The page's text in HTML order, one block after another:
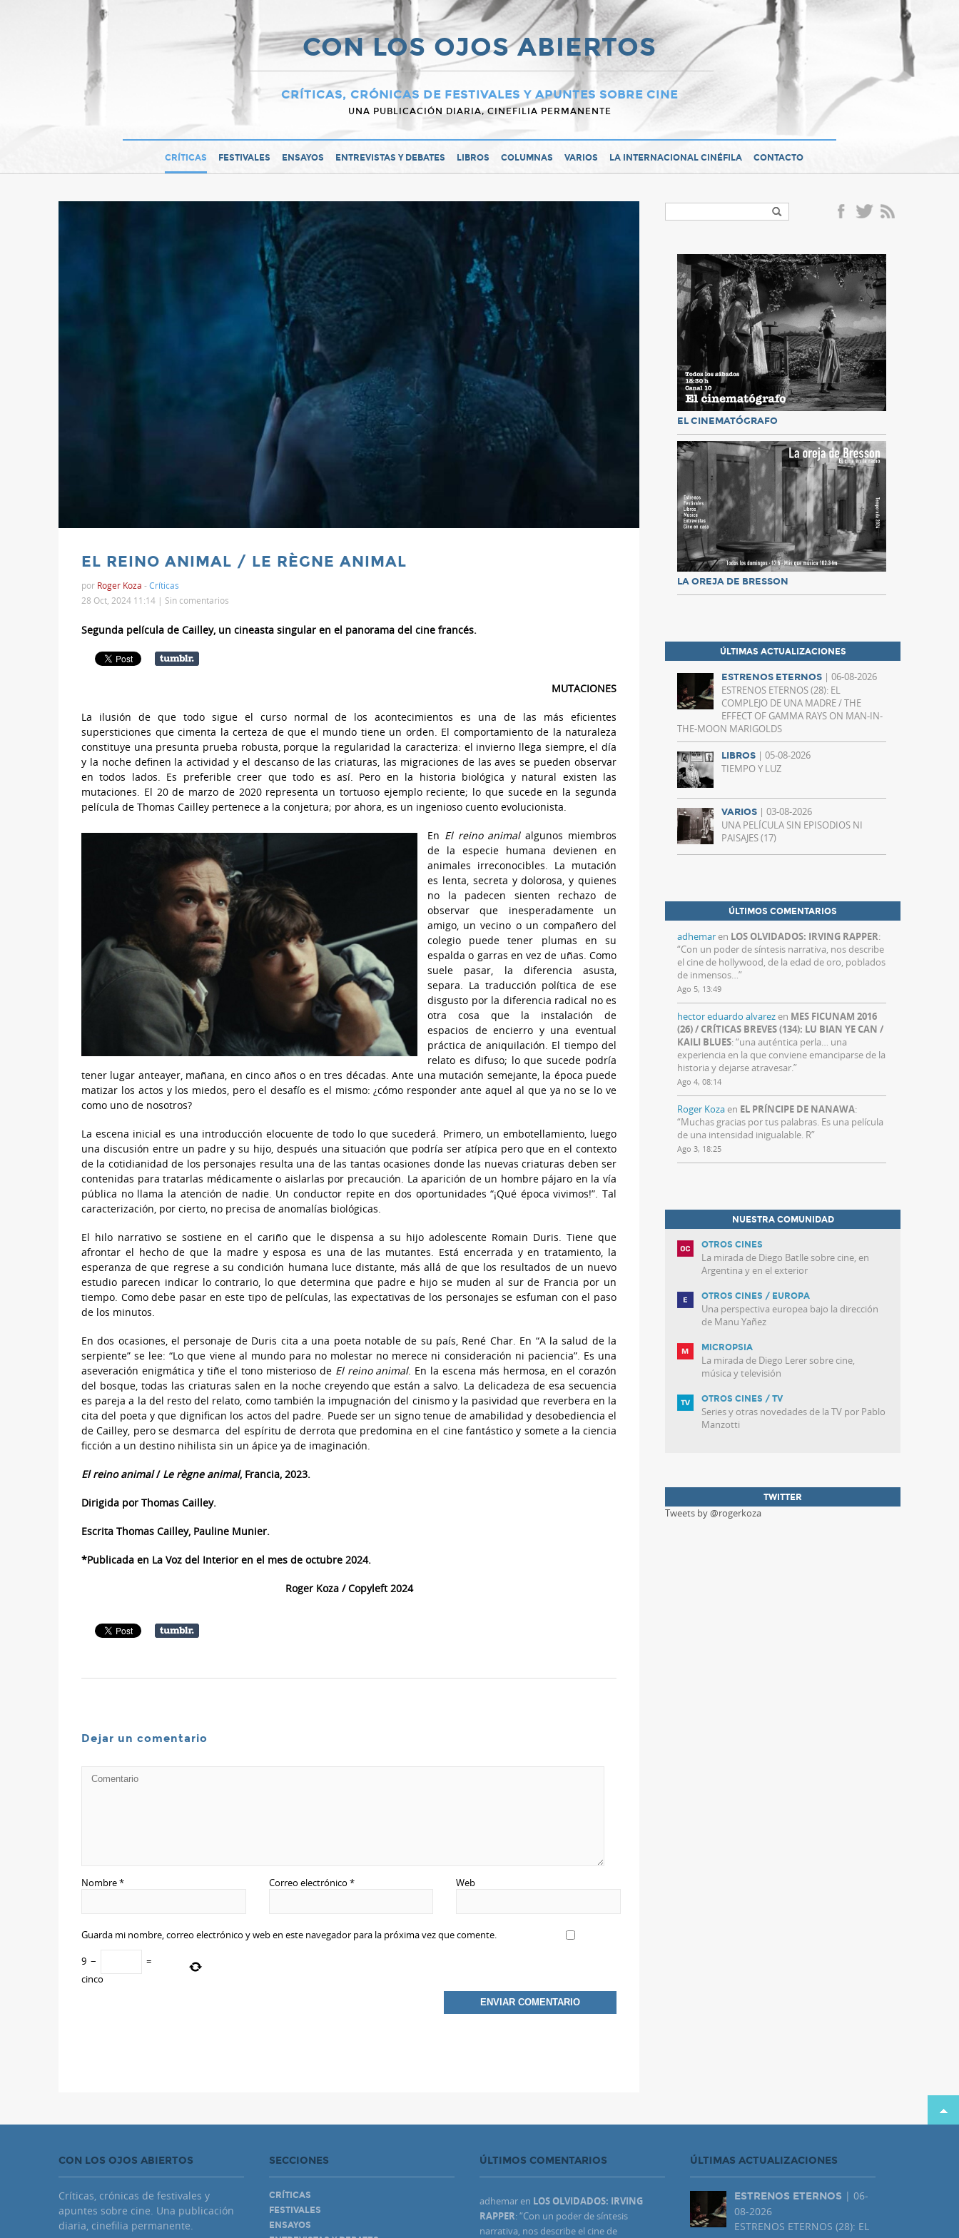
CON LOS OJOS ABIERTOS
CRÍTICAS, CRÓNICAS DE FESTIVALES Y APUNTES SOBRE CINE
UNA PUBLICACIÓN DIARIA, CINEFILIA PERMANENTE
CRÍTICAS FESTIVALES ENSAYOS ENTREVISTAS Y DEBATES LIBROS COLUMNAS VARIOS LA INTERNACIONAL CINÉFILA CONTACTO
EL REINO ANIMAL / LE RÈGNE ANIMAL
por Roger Koza -Críticas
28 Oct, 2024 11:14 | Sin comentarios
Segunda película de Cailley, un cineasta singular en el panorama del cine francés.
MUTACIONES
La ilusión de que todo sigue el curso normal de los acontecimientos es una de las más eficientes
supersticiones que cimenta la certeza de que el mundo tiene un orden. El comportamiento de la naturaleza
constituye una presunta prueba robusta, porque la regularidad la caracteriza: el invierno llega siempre, el día
y la noche definen la actividad y el descanso de las criaturas, las migraciones de las aves se pueden observar
en todos lados. Es preferible creer que todo es así. Pero en la historia biológica y natural existen las
mutaciones. El 20 de marzo de 2020 representa un tortuoso ejemplo reciente; lo que sucede en la segunda
película de Thomas Cailley pertenece a la conjetura; por ahora, es un ingenioso cuento evolucionista.
En El reino animalalgunos miembros
de la especie humana devienen en
animales irreconocibles. La mutación
es lenta, secreta y dolorosa, y quienes
no la padecen sienten rechazo de
observar que inesperadamente un
amigo, un vecino o un compañero del
colegio puede tener plumas en su
espalda o garras en vez de uñas. Como
suele pasar, la diferencia asusta,
separa. La traducción política de ese
disgusto por la diferencia radical no es
otra cosa que la instalación de
espacios de encierro y una eventual
práctica de aniquilación. El tiempo del
relato es difuso; lo que sucede podría
tener lugar anteayer, mañana, en cinco años o en tres décadas. Ante una mutación semejante, la época puede
matizar los actos y los miedos, pero el desafío es el mismo: ¿cómo responder ante aquel al que ya no se lo ve
como uno de nosotros?
La escena inicial es una introducción elocuente de todo lo que sucederá. Primero, un embotellamiento, luego
una discusión entre un padre y su hijo, después una situación que podría ser atípica pero que en el contexto
de la cotidianidad de los personajes resulta una de las tantas ocasiones donde las nuevas criaturas deben ser
contenidas para tratarlas médicamente o aislarlas por precaución. La aparición de un hombre pájaro en la vía
pública no llama la atención de nadie. Un conductor repite en dos oportunidades “¡Qué época vivimos!”. Tal
caracterización, por cierto, no precisa de anomalías biológicas.
El hilo narrativo se sostiene en el cariño que le dispensa a su hijo adolescente Romain Duris. Tiene que
afrontar el hecho de que la madre y esposa es una de las mutantes. Está encerrada y en tratamiento, la
esperanza de que regrese a su condición humana luce distante, más allá de que los resultados de un nuevo
estudio parecen indicar lo contrario, lo que determina que padre e hijo se muden al sur de Francia por un
tiempo. Como debe pasar en este tipo de películas, las expectativas de los personajes se esfuman con el paso
de los minutos.
En dos ocasiones, el personaje de Duris cita a una poeta notable de su país, René Char. En “A la salud de la
serpiente” se lee: “Lo que viene al mundo para no molestar no merece ni consideración ni paciencia”. Es una
aseveración enigmática y tiñe el tono misterioso de El reino animal. En la escena más hermosa, en el corazón
del bosque, todas las criaturas salen en la noche creyendo que están a salvo. La delicadeza de esa secuencia
es pareja a la del resto del relato, como también la impugnación del cinismo y la pasividad que reverbera en la
cita del poeta y que dignifican los actos del padre. Puede ser un signo tenue de amabilidad y desobediencia el
de Cailley, pero se desmarca del espíritu de derrota que predomina en el cine fantástico y somete a la ciencia
ficción a un destino nihilista sin un ápice ya de imaginación.
El reino animal/ Le règne animal, Francia, 2023.
Dirigida por Thomas Cailley.
Escrita Thomas Cailley, Pauline Munier.
*Publicada en La Voz del Interior en el mes de octubre 2024.
Roger Koza / Copyleft 2024
Dejar un comentario
Nombre* Correo electrónico * Web
Guarda mi nombre, correo electrónico y web en este navegador para la próxima vez que comente.
9 −
=
cinco
EL CINEMATÓGRAFO
LA OREJA DE BRESSON
ÚLTIMAS ACTUALIZACIONES
ESTRENOS ETERNOS | 06-08-2026
ESTRENOS ETERNOS (28): EL
COMPLEJO DE UNA MADRE / THE
EFFECT OF GAMMA RAYS ON MAN-IN-
THE-MOON MARIGOLDS
LIBROS | 05-08-2026
TIEMPO Y LUZ
VARIOS | 03-08-2026
UNA PELÍCULA SIN EPISODIOS NI
PAISAJES (17)
ÚLTIMOS COMENTARIOS
adhemaren LOS OLVIDADOS: IRVING RAPPER:
“Con un poder de síntesis narrativa, nos describe
el cine de hollywood, de la edad de oro, poblados
de inmensos…”
Ago 5, 13:49
hector eduardo alvarezen MES FICUNAM 2016
(26) / CRÍTICAS BREVES (134): LU BIAN YE CAN /
KAILI BLUES: “una auténtica perla… una
experiencia en la que conviene emanciparse de la
historia y dejarse atravesar.”
Ago 4, 08:14
Roger Kozaen EL PRÍNCIPE DE NANAWA:
“Muchas gracias por tus palabras. Es una película
de una intensidad inigualable. R”
Ago 3, 18:25
NUESTRA COMUNIDAD
OTROS CINES
La mirada de Diego Batlle sobre cine, en
Argentina y en el exterior
OTROS CINES / EUROPA
Una perspectiva europea bajo la dirección
de Manu Yañez
MICROPSIA
La mirada de Diego Lerer sobre cine,
música y televisión
OTROS CINES / TV
Series y otras novedades de la TV por Pablo
Manzotti
TWITTER
Tweets by @rogerkoza
CON LOS OJOS ABIERTOS
Críticas, crónicas de festivales y
apuntes sobre cine. Una publicación
diaria, cinefilia permanente.
SECCIONES
CRÍTICAS
FESTIVALES
ENSAYOS
ÚLTIMOS COMENTARIOS
adhemaren LOS OLVIDADOS: IRVING
RAPPER: “Con un poder de síntesis
narrativa, nos describe el cine de
ÚLTIMAS ACTUALIZACIONES
ESTRENOS ETERNOS | 06-
08-2026
ESTRENOS ETERNOS (28): EL